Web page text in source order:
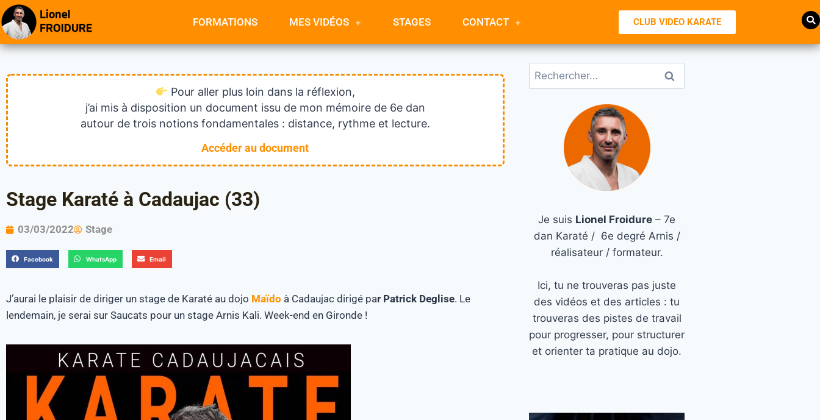
FORMATIONS MES VIDÉOS STAGES CONTACT CLUB VIDEO KARATE
Pour aller plus loin dans la réflexion,
j’ai mis à disposition un document issu de mon mémoire de 6e dan
autour de trois notions fondamentales : distance, rythme et lecture.
Accéder au document
Stage Karaté à Cadaujac (33)
03/03/2022 Stage
Facebook WhatsApp Email
J’aurai le plaisir de diriger un stage de Karaté au dojo Maïdo à Cadaujac dirigé par Patrick Deglise. Le
lendemain, je serai sur Saucats pour un stage Arnis Kali. Week-end en Gironde !
Je suis Lionel Froidure – 7e
dan Karaté / 6e degré Arnis /
réalisateur / formateur.
Ici, tu ne trouveras pas juste
des vidéos et des articles : tu
trouveras des pistes de travail
pour progresser, pour structurer
et orienter ta pratique au dojo.